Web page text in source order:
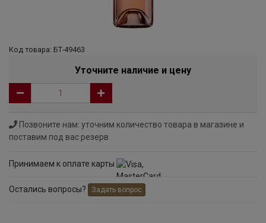
Код товара: БТ-49463
Уточните наличие и цену
Позвоните нам: уточним количество товара в магазине и
поставим под вас резерв
Принимаем к оплате карты
Остались вопросы? Задать вопрос